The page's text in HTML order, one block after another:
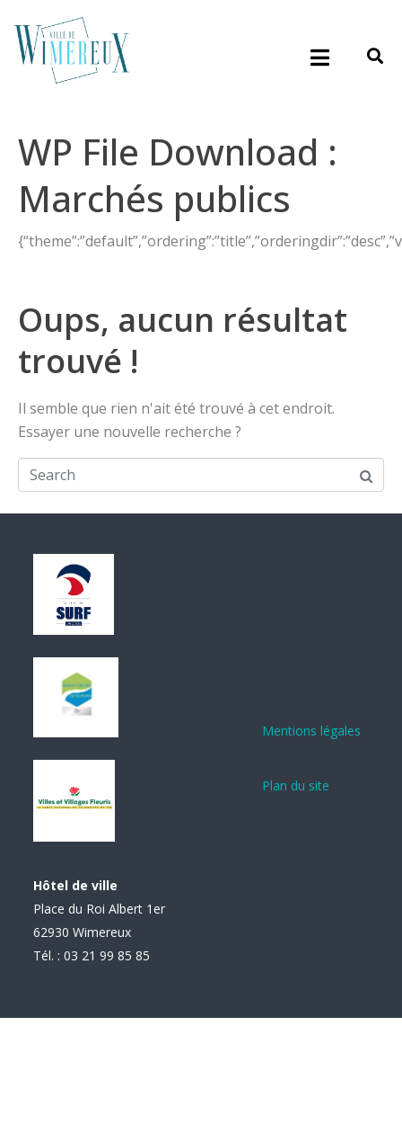
WP File Download :
Marchés publics
Oups, aucun résultat
trouvé !
Il semble que rien n'ait été trouvé à cet endroit.
Essayer une nouvelle recherche ?
Hôtel de ville
Place du Roi Albert 1er
62930 Wimereux
Tél. : 03 21 99 85 85
Mentions légales
Plan du site